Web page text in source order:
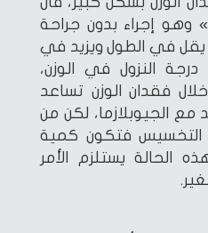
وهو إجراء بدون جراحة
يقل في الطول ويزيد في
النزول في الوزن،
فقدان الوزن تساعد
الجيوبلازما، لكن من
التخسيس فتكون كمية
الحالة يستلزم الأمر